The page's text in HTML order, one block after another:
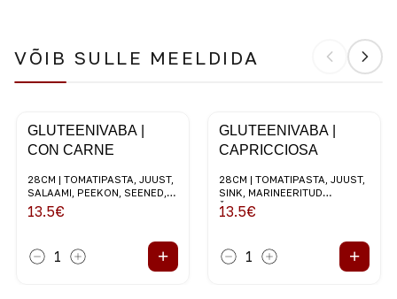
VÕIB SULLE MEELDIDA
GLUTEENIVABA |
CON CARNE
28CM | TOMATIPASTA, JUUST,
SALAAMI, PEEKON, SEENED,
PUNANE SIBUL
13.5€
1 +
GLUTEENIVABA |
CAPRICCIOSA
28CM | TOMATIPASTA, JUUST,
SINK, MARINEERITUD
ŠAMPINJONID, MUSTAD
OLIIVID
13.5€
1 +